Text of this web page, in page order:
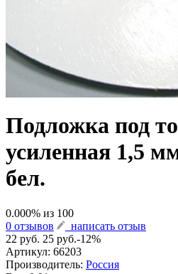
Подложка под
усиленная 1,5
бел.
0.000% из 100
0 отзывов
написать отзыв
22 руб. 25 руб.-12%
Артикул: 66203
Производитель: Россия